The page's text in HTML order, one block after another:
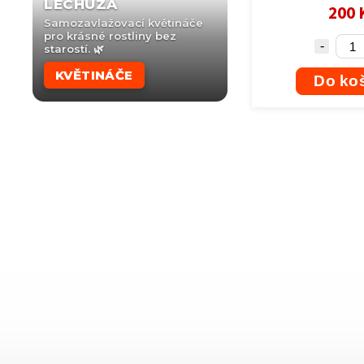
LECHUZA
Samozavlažovací květináče
pro krásné rostliny bez
starostí. 🌿
KVĚTINÁČE
200
Do